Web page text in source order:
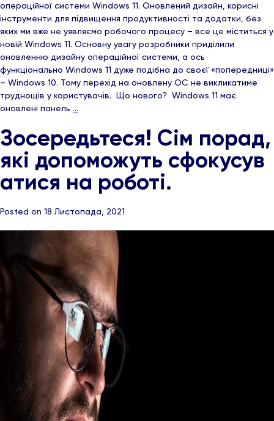
операційної системи Windows 11. Оновлений дизайн, корисні
інструменти для підвищення продуктивності та додатки, без
яких ми вже не уявляємо робочого процесу – все це міститься у
новій Windows 11. Основну увагу розробники приділили
оновленню дизайну операційної системи, а ось
функціонально Windows 11 дуже подібна до своєї «попередниці»
– Windows 10. Тому перехід на оновлену ОС не викликатиме
труднощів у користувачів. Що нового? Windows 11 має
оновлені панель …
Зосередьтеся! Сім порад,
які допоможуть сфокусув
атися на роботі.
Posted on 18 Листопада, 2021